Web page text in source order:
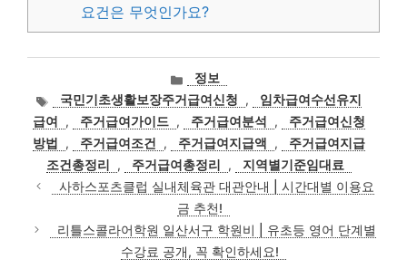
요건은 무엇인가요?
카
테
고
리
정보
태
그
국민기초생활보장주거급여신청 ,
임차급여수선유지
급여
, 주거급여가이드 , 주거급여분석 ,
주거급여신청
방법
, 주거급여조건 , 주거급여지급액 ,
주거급여지급
조건총정리
, 주거급여총정리 ,
지역별기준임대료
사하스포츠클럽 실내체육관 대관안내 | 시간대별 이용요
금 추천!
리틀스콜라어학원 일산서구 학원비 | 유초등 영어 단계별
수강료 공개, 꼭 확인하세요!